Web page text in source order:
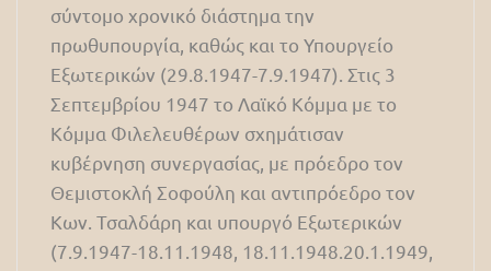
σύντομο χρονικό διάστημα την
πρωθυπουργία, καθώς και το Υπουργείο
Εξωτερικών (29.8.1947-7.9.1947). Στις 3
Σεπτεμβρίου 1947 το Λαϊκό Κόμμα με το
Κόμμα Φιλελευθέρων σχημάτισαν
κυβέρνηση συνεργασίας, με πρόεδρο τον
Θεμιστοκλή Σοφούλη και αντιπρόεδρο τον
Κων. Τσαλδάρη και υπουργό Εξωτερικών
(7.9.1947-18.11.1948, 18.11.1948.20.1.1949,